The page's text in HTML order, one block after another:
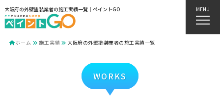
大阪府の外壁塗装業者の施工実績一覧｜ペイントGO MENU
ホーム 施工実績 大阪府の外壁塗装業者の施工実績一覧
WORKS